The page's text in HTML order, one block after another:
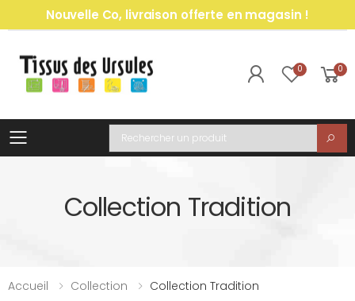
Nouvelle Co, livraison offerte en magasin !
0 0
Toggle mobile menu
Recherche
Collection Tradition
Accueil Collection Collection Tradition